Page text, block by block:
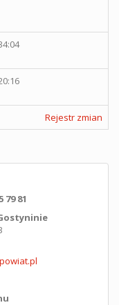
Rejestr zmian
79 81